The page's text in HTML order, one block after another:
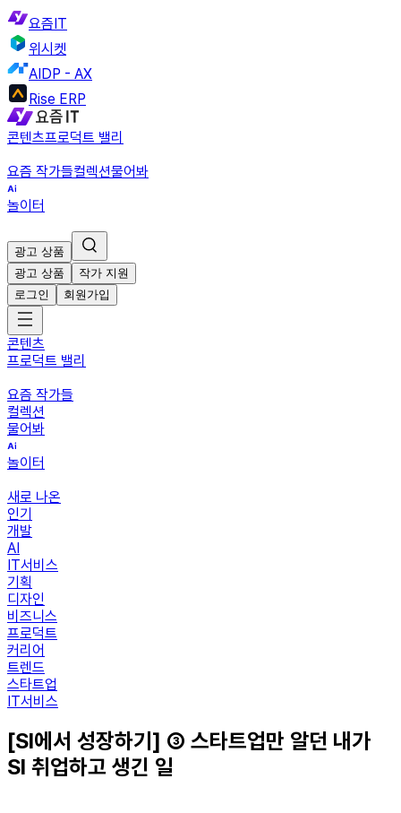
요즘IT
위시켓
AIDP - AX
Rise ERP
콘텐츠프로덕트 밸리
요즘 작가들컬렉션물어봐
놀이터
광고 상품
광고 상품
작가 지원
로그인
회원가입
콘텐츠
프로덕트 밸리
요즘 작가들
컬렉션
물어봐
놀이터
새로 나온
인기
개발
AI
IT서비스
기획
디자인
비즈니스
프로덕트
커리어
트렌드
스타트업
IT서비스
[SI에서 성장하기] ③ 스타트업만 알던 내가
SI 취업하고 생긴 일